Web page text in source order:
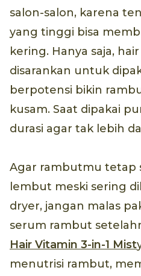
salon-salon, karena
yang tinggi bisa
kering. Hanya saja,
disarankan untuk
berpotensi bikin
kusam. Saat dipakai
durasi agar tak lebih
Agar rambutmu tetap
lembut meski sering
dryer, jangan malas
serum rambut
Hair Vitamin 3-in-1 Mist
menutrisi rambut,